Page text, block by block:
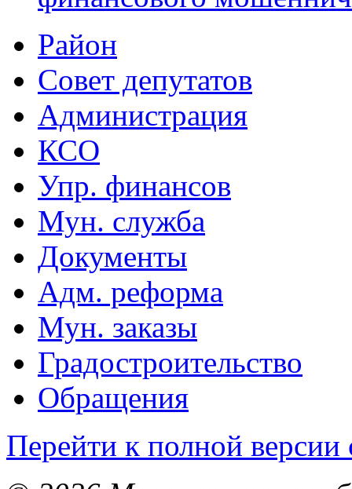
Район
Совет депутатов
Администрация
КСО
Упр. финансов
Мун. служба
Документы
Адм. реформа
Мун. заказы
Градостроительство
Обращения
Перейти к полной версии